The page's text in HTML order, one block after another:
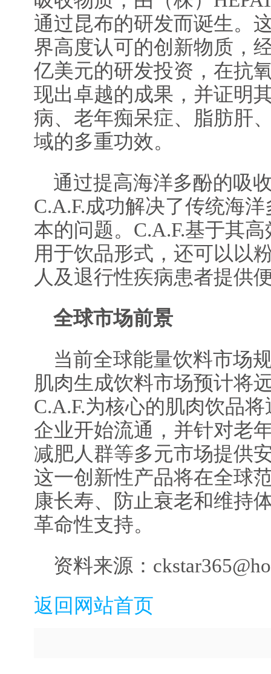
通过昆布的研发而诞生。
界高度认可的创新物质，
亿美元的研发投资，在抗
现出卓越的成果，并证明
病、老年痴呆症、脂肪肝
域的多重功效。
通过提高海洋多酚的吸
C.A.F.成功解决了传统海
本的问题。C.A.F.基于其
用于饮品形式，还可以以
人及退行性疾病患者提供
全球市场前景
当前全球能量饮料市场
肌肉生成饮料市场预计将
C.A.F.为核心的肌肉饮品
企业开始流通，并针对老
减肥人群等多元市场提供
这一创新性产品将在全球
康长寿、防止衰老和维持
革命性支持。
资料来源：
返回网站首页